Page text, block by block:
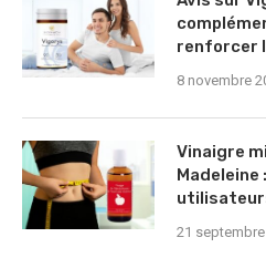
renforcer
8 novembre
Vinaigre
Madeleine
21